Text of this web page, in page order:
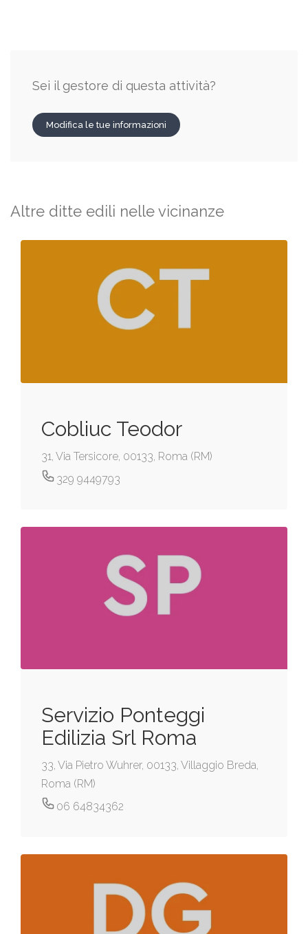
Sei il gestore di questa attività?
Modifica le tue informazioni
Altre ditte edili nelle vicinanze
Cobliuc Teodor
31, Via Tersicore, 00133, Roma (RM)
329 9449793
Servizio Ponteggi
Edilizia Srl Roma
33, Via Pietro Wuhrer, 00133, Villaggio Breda,
Roma (RM)
06 64834362